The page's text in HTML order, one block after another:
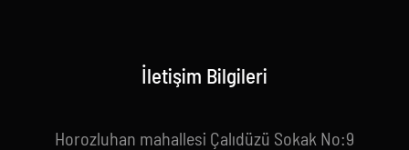
İletişim Bilgileri
Horozluhan mahallesi Çalıdüzü Sokak No:9